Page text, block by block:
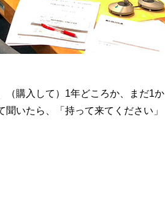
（購入して）1年どころか、まだ1か
いたら、「持って来てください」